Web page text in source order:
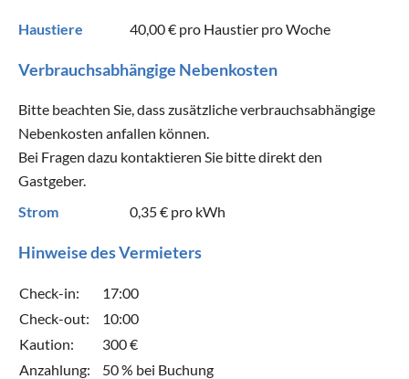
Haustiere 40,00 € pro Haustier pro Woche
Verbrauchsabhängige Nebenkosten
Bitte beachten Sie, dass zusätzliche verbrauchsabhängige
Nebenkosten anfallen können.
Bei Fragen dazu kontaktieren Sie bitte direkt den
Gastgeber.
Strom
0,35 € pro kWh
Hinweise des Vermieters
Check-in:
17:00
Check-out:
10:00
Kaution:
300 €
Anzahlung:
50 % bei Buchung